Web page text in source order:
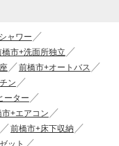
ャワー
橋市+洗面所独立
前橋市+オートバス
ン
ーター
市+エアコン
前橋市+床下収納
ット